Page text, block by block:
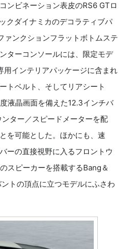
ンビネーション表皮のRS6 GTロ
クダイナミカのデコラティブパ
ンクションフラットボトムステ
ターコンソールには、限定モデ
インテリアパッケージに含まれ
トベルト、そしてリアシート
液晶画面を備えた12.3インチバ
ター／スピードメーターを配
を可能とした。ほかにも、速
ーの直接視野に入るフロントウ
スピーカーを搭載するBang＆
トの頂点に立つモデルにふさわ